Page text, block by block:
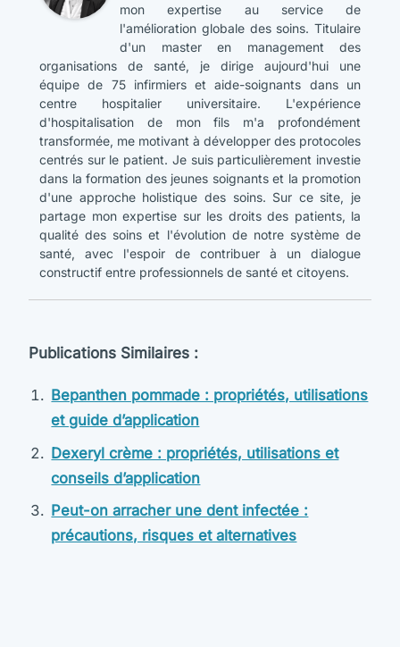
mon expertise au service de
l'amélioration globale des soins. Titulaire
d'un master en management des
organisations de santé, je dirige aujourd'hui une
équipe de 75 infirmiers et aide-soignants dans un
centre hospitalier universitaire. L'expérience
d'hospitalisation de mon fils m'a profondément
transformée, me motivant à développer des protocoles
centrés sur le patient. Je suis particulièrement investie
dans la formation des jeunes soignants et la promotion
d'une approche holistique des soins. Sur ce site, je
partage mon expertise sur les droits des patients, la
qualité des soins et l'évolution de notre système de
santé, avec l'espoir de contribuer à un dialogue
constructif entre professionnels de santé et citoyens.
Publications Similaires :
Bepanthen pommade : propriétés, utilisations
et guide d’application
Dexeryl crème : propriétés, utilisations et
conseils d’application
Peut-on arracher une dent infectée :
précautions, risques et alternatives